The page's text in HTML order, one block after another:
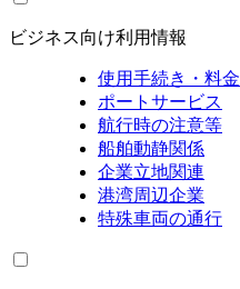
ビジネス向け利用情報
使用手続き・料金
ポートサービス
航行時の注意等
船舶動静関係
企業立地関連
港湾周辺企業
特殊車両の通行